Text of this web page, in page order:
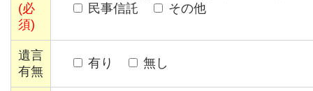
(必
須)
民事信託
その他
遺言
有無
有り 無し